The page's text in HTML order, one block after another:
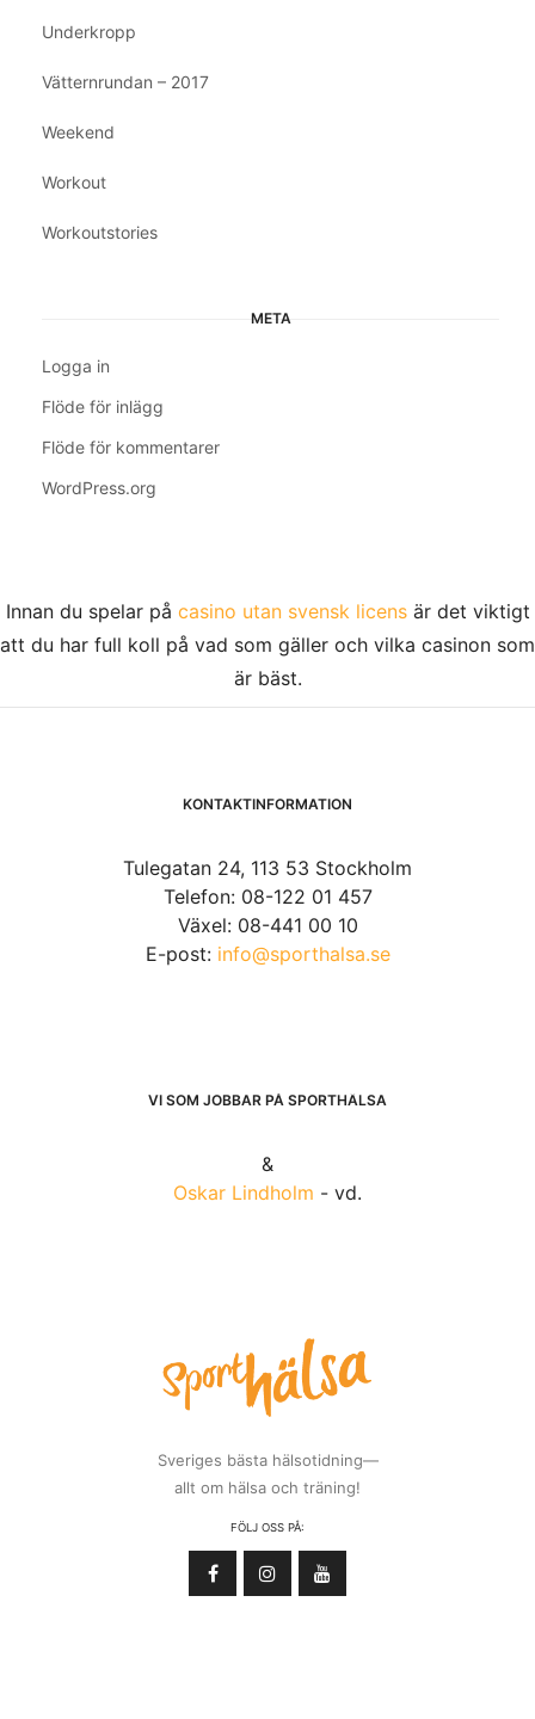
Underkropp
Vätternrundan – 2017
Weekend
Workout
Workoutstories
META
Logga in
Flöde för inlägg
Flöde för kommentarer
WordPress.org
Innan du spelar på casino utan svensk licensär det viktigt
att du har full koll på vad som gäller och vilka casinon som
är bäst.
KONTAKTINFORMATION
Tulegatan 24, 113 53 Stockholm
Telefon: 08-122 01 457
Växel: 08-441 00 10
E-post: info@sporthalsa.se
VI SOM JOBBAR PÅ SPORTHÄLSA
&
Oskar Lindholm - vd.
Sveriges bästa hälsotidning—
allt om hälsa och träning!
FÖLJ OSS PÅ: